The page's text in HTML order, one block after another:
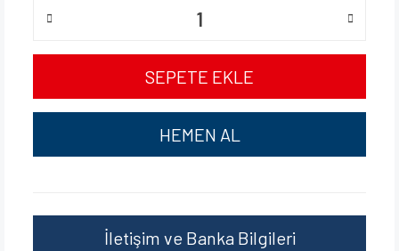
SEPETE EKLE
HEMEN AL
İletişim ve Banka Bilgileri